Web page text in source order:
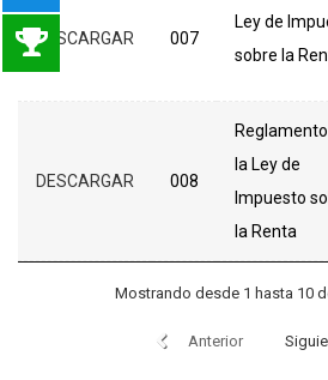
DESCARGAR 007
Ley de
sobre la
DESCARGAR 008
la Ley de
Impuesto
la Renta
Mostrando desde 1 hasta 10
Anterior